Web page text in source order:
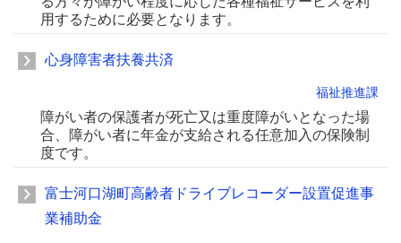
用するために必要となります。
心身障害者扶養共済
福祉推進課
障がい者の保護者が死亡又は重度障がいとなった場
合、障がい者に年金が支給される任意加入の保険制
度です。
富士河口湖町高齢者ドライブレコーダー設置促進事
業補助金